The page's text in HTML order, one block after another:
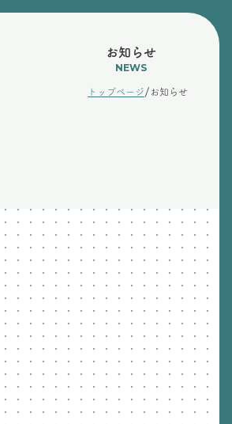
お知らせ
NEWS
トップページ/ お知らせ